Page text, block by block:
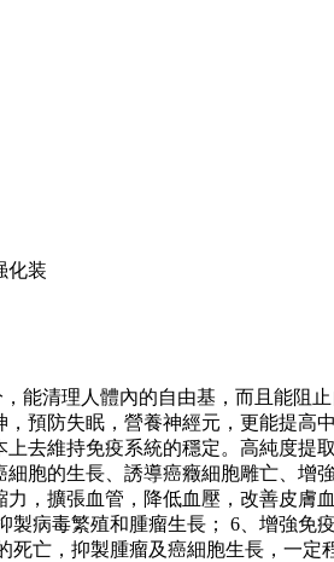
化装
能清理人體內的自由基，而且能阻
預防失眠，營養神經元，更能提
去維持免疫系統的穩定。高純度
胞的生長、誘導癌癥細胞雕亡、
，擴張血管，降低血壓，改善皮
病毒繁殖和腫瘤生長； 6、增強
亡，抑製腫瘤及癌細胞生長，一定